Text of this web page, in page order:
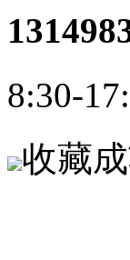
8:30-
收藏